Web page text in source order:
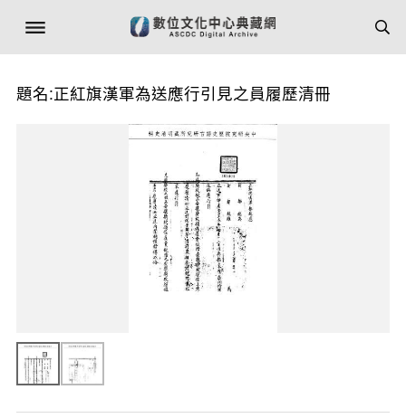
題名:正紅旗漢軍為送應行引見之員履歷清冊